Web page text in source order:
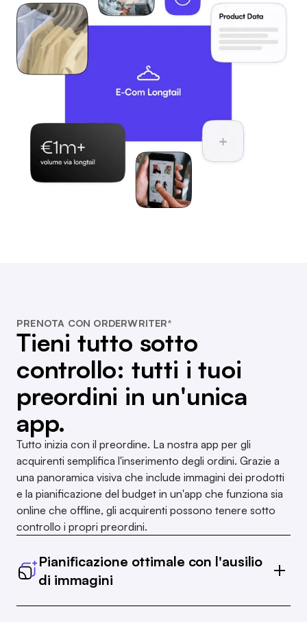
PRENOTA CON ORDERWRITER*
Tieni tutto sotto
controllo: tutti i tuoi
preordini in un'unica
app.
Tutto inizia con il preordine. La nostra app per gli
acquirenti semplifica l'inserimento degli ordini. Grazie a
una panoramica visiva che include immagini dei prodotti
e la pianificazione del budget in un'app che funziona sia
online che offline, gli acquirenti possono tenere sotto
controllo i propri preordini.
Pianificazione ottimale con l'ausilio
di immagini